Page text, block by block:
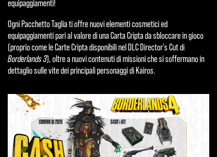
equipaggiamenti!
Ogni Pacchetto Taglia ti offre nuovi elementi cosmetici ed
equipaggiamenti pari al valore di una Carta Cripta da sbloccare in gioco
(proprio come le Carte Cripta disponibili nel DLC Director's Cut di
Borderlands 3), oltre a nuovi contenuti di missioni che si soffermano in
dettaglio sulle vite dei principali personaggi di Kairos.